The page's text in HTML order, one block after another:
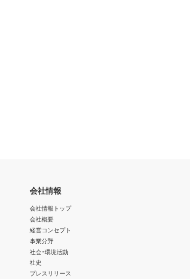
会社情報
会社情報トップ
会社概要
経営コンセプト
事業分野
社会・環境活動
社史
プレスリリース